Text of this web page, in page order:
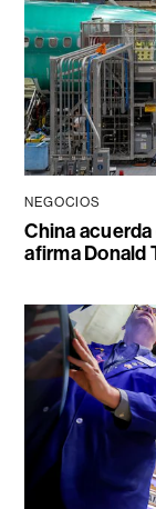
NEGOCIOS
China
afirma Donald